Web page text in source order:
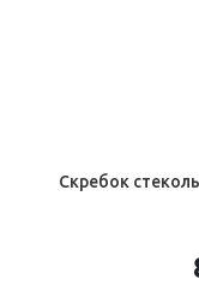
Скребок